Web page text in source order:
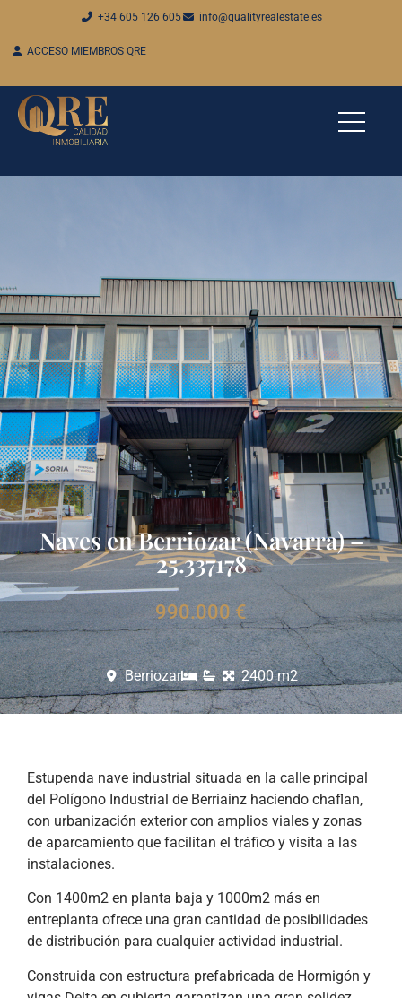
+34 605 126 605 info@qualityrealestate.es
ACCESO MIEMBROS QRE
Naves en Berriozar (Navarra) –
25.337178
990.000 €
Berriozar 2400 m2
Estupenda nave industrial situada en la calle principal
del Polígono Industrial de Berriainz haciendo chaflan,
con urbanización exterior con amplios viales y zonas
de aparcamiento que facilitan el tráfico y visita a las
instalaciones.
Con 1400m2 en planta baja y 1000m2 más en
entreplanta ofrece una gran cantidad de posibilidades
de distribución para cualquier actividad industrial.
Construida con estructura prefabricada de Hormigón y